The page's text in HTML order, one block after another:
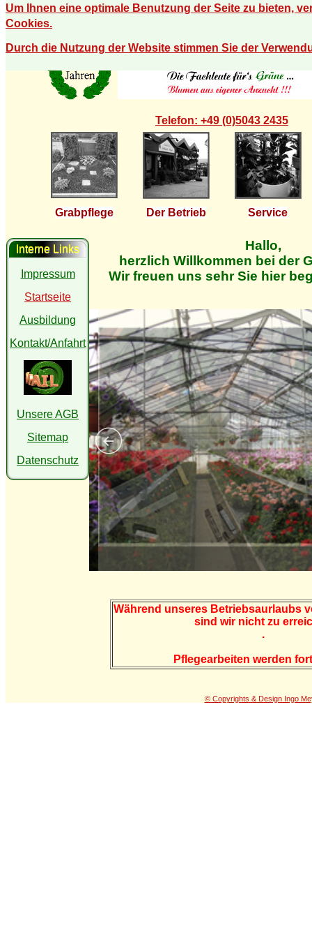
Um Ihnen eine optimale Benutzung der Seite zu bieten,
Cookies.
Durch die Nutzung der Website stimmen Sie der
Telefon: +49 (0)5043 2435
Grabpflege Der Betrieb Service
Interne Links
Impressum
Startseite
Ausbildung
Kontakt/Anfahrt
Unsere AGB
Sitemap
Datenschutz
Hallo,
herzlich Willkommen bei der
Wir freuen uns sehr Sie hier
Während unseres Betriebsaurlaubs
sind wir nicht zu
.
Pflegearbeiten werden
© Copyrights & Design Ingo